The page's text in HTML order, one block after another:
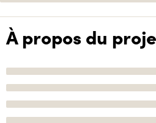
À propos du